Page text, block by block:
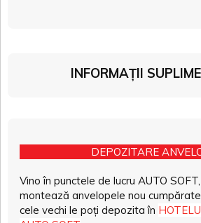
INFORMAȚII
DEPOZITARE
Vino în punctele de lucru AUTO SOFT,
montează anvelopele nou
cele vechi le poți depozita în